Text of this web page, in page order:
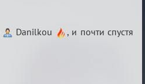
Danilkou
, и почти спустя